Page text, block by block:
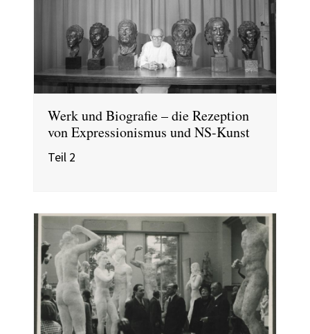
Werk und Biografie – die Rezeption
von Expressionismus und NS-Kunst
Teil 2